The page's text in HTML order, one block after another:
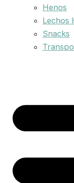
Henos
Lechos
Snacks